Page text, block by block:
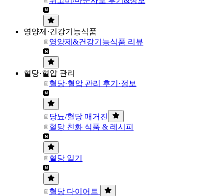
영양제·건강기능식품
영양제&건강기능식품 리뷰
혈당·혈압 관리
혈당·혈압 관리 후기·정보
당뇨/혈당 매거진
혈당 친화 식품 & 레시피
혈당 일기
혈당 다이어트